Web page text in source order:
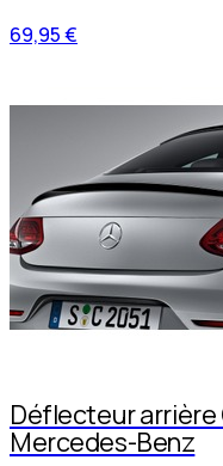
69,95 €
Déflecteur arrière
Mercedes-Benz